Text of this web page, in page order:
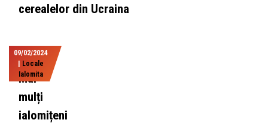
cerealelor din Ucraina
09/02/2024
Locale
Ialomita
Mai
mulți
ialomițeni